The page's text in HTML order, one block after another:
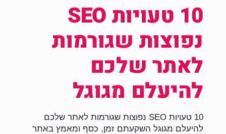
10 טעויות SEO
נפוצות שגורמות
לאתר שלכם
להיעלם מגוגל
10 טעויות SEO נפוצות שגורמות לאתר שלכם
להיעלם מגוגל השקעתם זמן, כסף ומאמץ באתר